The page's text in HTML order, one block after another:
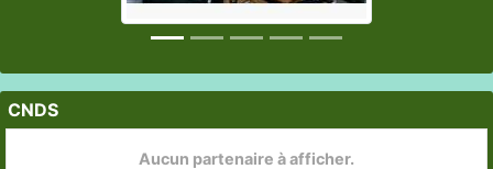
CNDS
Aucun partenaire à afficher.